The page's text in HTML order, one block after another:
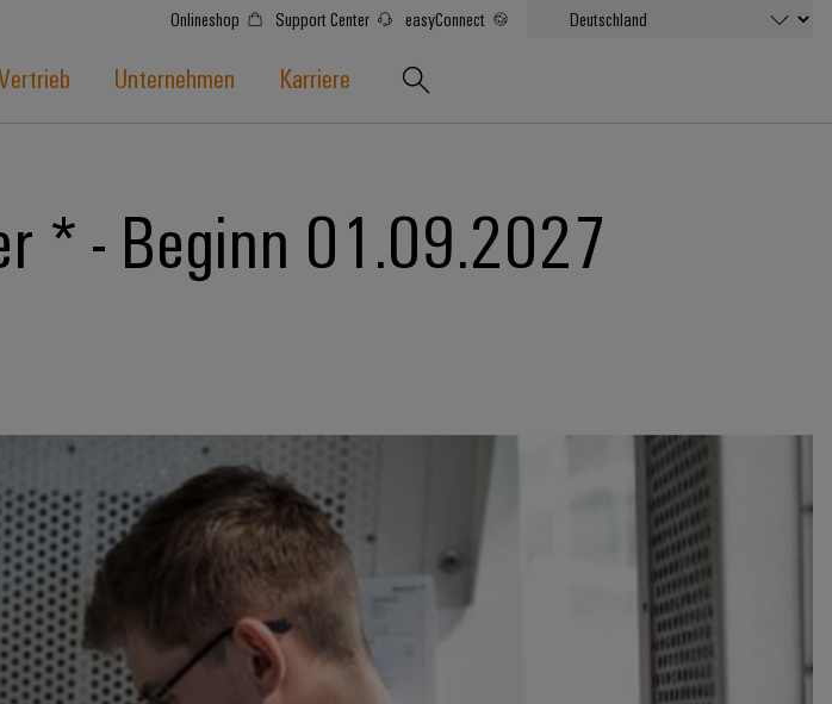
Onlineshop Support Center easyConnect
Unternehmen Karriere
* - Beginn 01.09.2027